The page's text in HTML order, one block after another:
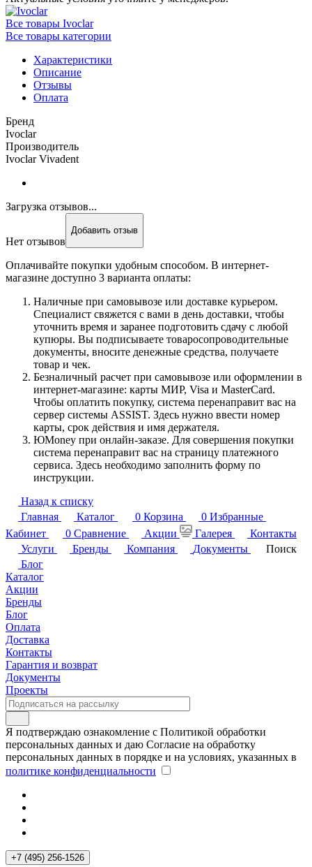
Все товары Ivoclar
Все товары категории
Характеристики
Описание
Отзывы
Оплата
Бренд
Ivoclar
Производитель
Ivoclar Vivadent
Загрузка отзывов...
Нет отзывов
Добавить отзыв
Оплачивайте покупки удобным способом. В интернет-
магазине доступно 3 варианта оплаты:
Наличные при самовывозе или доставке курьером.
Специалист свяжется с вами в день доставки, чтобы
уточнить время и заранее подготовить сдачу с любой
купюры. Вы подписываете товаросопроводительные
документы, вносите денежные средства, получаете
товар и чек.
Безналичный расчет при самовывозе или оформлении в
интернет-магазине: карты МИР, Visa и MasterCard.
Чтобы оплатить покупку, система перенаправит вас на
сервер системы ASSIST. Здесь нужно ввести номер
карты, срок действия и имя держателя.
ЮMoney при онлайн-заказе. Для совершения покупки
система перенаправит вас на страницу платежного
сервиса. Здесь необходимо заполнить форму по
инструкции.
Назад к списку
Главная
Каталог 0 Корзина 0 Избранные
Кабинет
0 Сравнение Акции Галерея
Контакты
Услуги
Бренды Компания Документы
Поиск
Блог
Каталог
Акции
Бренды
Блог
Оплата
Доставка
Контакты
Гарантия и возврат
Документы
Проекты
Я подтверждаю ознакомление с Политикой обработки
персональных данных и даю Согласие на обработку
персональных данных в порядке и на условиях, указанных в
политике конфиденциальности
+7 (495) 256-1526